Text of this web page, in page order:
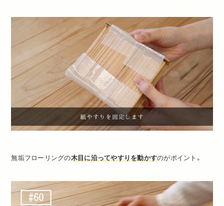
無垢フローリングの木目に沿ってやすりを動かすのがポイント。